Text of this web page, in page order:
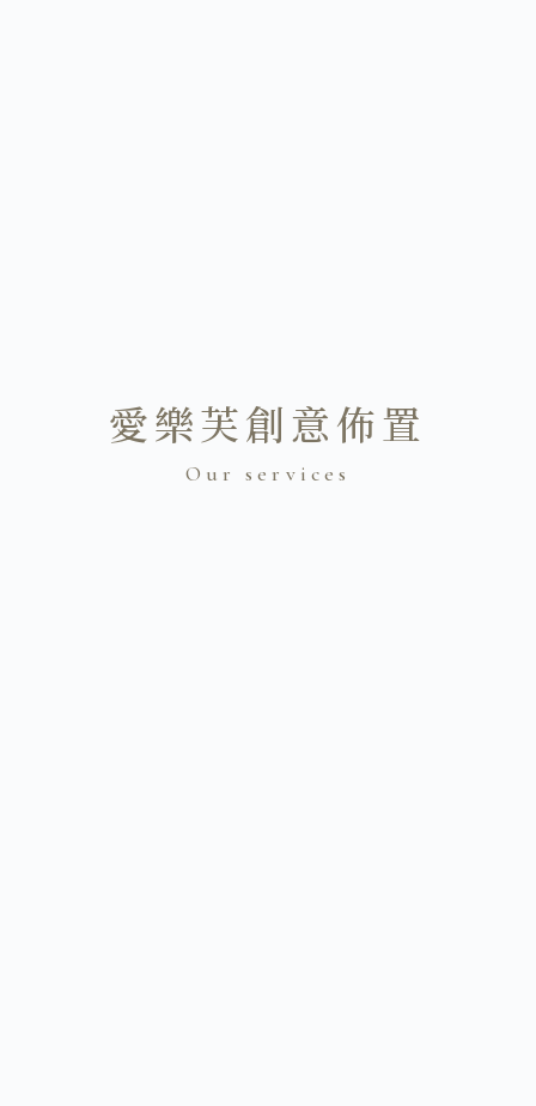
愛樂芙創意佈置
Our services